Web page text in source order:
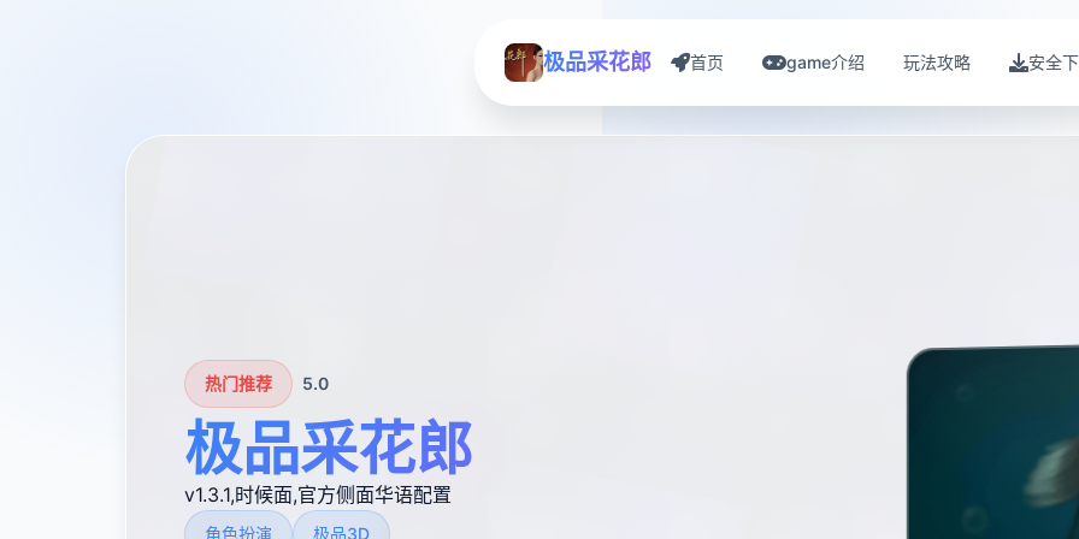
极品采花郎 首页 game介绍 玩法攻略 安全
热门推荐 5.0
极品采花郎
v1.3.1,时候面,官方侧面华语配置
角色扮演 极品3D